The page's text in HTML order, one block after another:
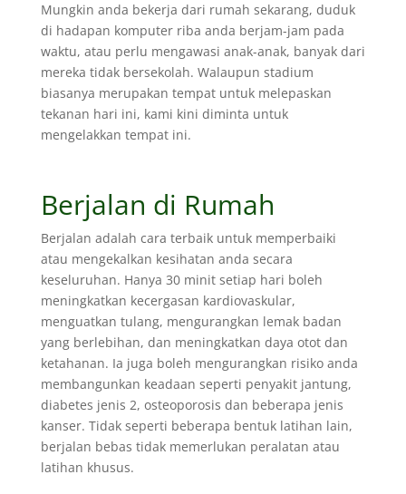
Mungkin anda bekerja dari rumah sekarang, duduk
di hadapan komputer riba anda berjam-jam pada
waktu, atau perlu mengawasi anak-anak, banyak dari
mereka tidak bersekolah. Walaupun stadium
biasanya merupakan tempat untuk melepaskan
tekanan hari ini, kami kini diminta untuk
mengelakkan tempat ini.
Berjalan di Rumah
Berjalan adalah cara terbaik untuk memperbaiki
atau mengekalkan kesihatan anda secara
keseluruhan. Hanya 30 minit setiap hari boleh
meningkatkan kecergasan kardiovaskular,
menguatkan tulang, mengurangkan lemak badan
yang berlebihan, dan meningkatkan daya otot dan
ketahanan. Ia juga boleh mengurangkan risiko anda
membangunkan keadaan seperti penyakit jantung,
diabetes jenis 2, osteoporosis dan beberapa jenis
kanser. Tidak seperti beberapa bentuk latihan lain,
berjalan bebas tidak memerlukan peralatan atau
latihan khusus.